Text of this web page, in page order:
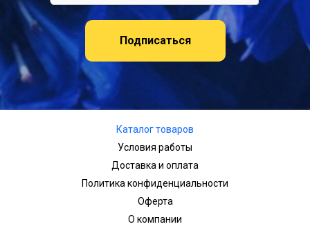
Подписаться
Каталог товаров
Условия работы
Доставка и оплата
Политика конфиденциальности
Оферта
О компании